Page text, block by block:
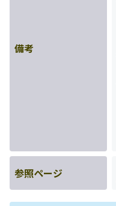
備考
参照ページ